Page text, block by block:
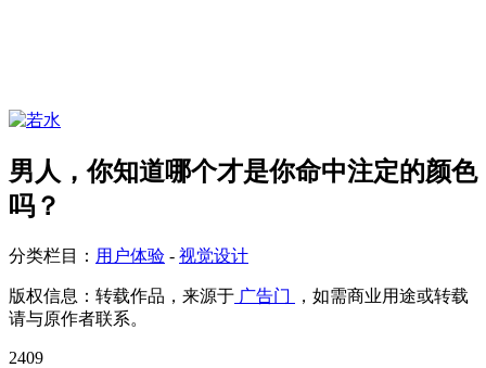
男人，你知道哪个才是你命中注定的颜色
吗？
分类栏目： 用户体验 - 视觉设计
版权信息： 转载作品，来源于 广告门
，如需商业用途或转载
请与原作者联系。
2409